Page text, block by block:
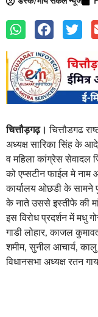
चित्तौड़गढ़। चित्तौडगढ
अध्यक्ष सारिका सिंह के
व महिला कांग्रेस सेवादल
को एप्सटीन फाईल मे नाम
कार्यालय ओछडी के सामने
के नाते उससे इस्तीफे की
इस विरोध प्रदर्शन में मधु
गाडी लोहार, काजल
शमीम, सुनील आचार्य,
विधानसभा अध्यक्ष रतन